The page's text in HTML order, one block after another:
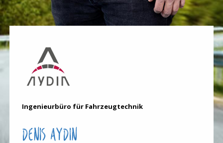
Ingenieurbüro für Fahrzeugtechnik
Denis Aydin